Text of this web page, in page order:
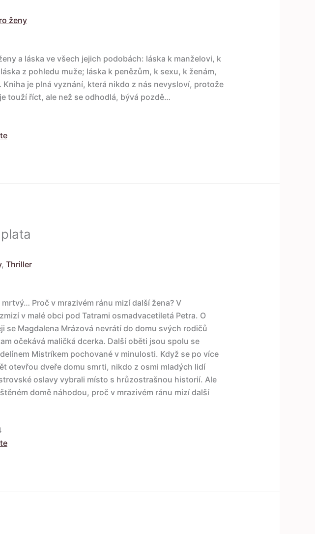
ženy
a láska ve všech jejich podobách: láska k manželovi, k
z pohledu muže; láska k penězům, k sexu, k ženám,
Kniha je plná vyznání, která nikdo z nás nevysloví, protože
touží říct, ale než se odhodlá, bývá pozdě…
, Thriller
Proč v mrazivém ránu mizí další žena? V
v malé obci pod Tatrami osmadvacetiletá Petra. O
se Magdalena Mrázová nevrátí do domu svých rodičů
očekává maličká dcerka. Další oběti jsou spolu se
Mistríkem pochované v minulosti. Když se po více
otevřou dveře domu smrti, nikdo z osmi mladých lidí
oslavy vybrali místo s hrůzostrašnou historií. Ale
domě náhodou, proč v mrazivém ránu mizí další